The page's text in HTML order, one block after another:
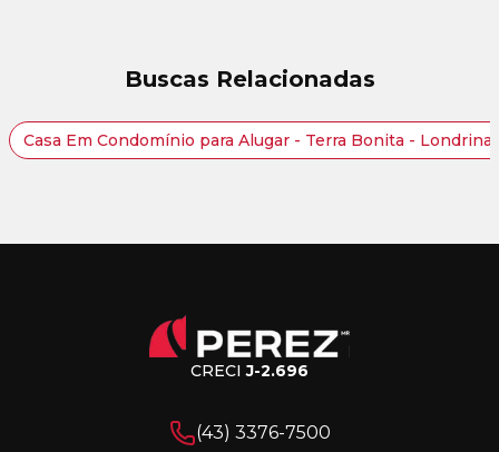
Buscas Relacionadas
Casa Em Condomínio para Alugar - Terra Bonita -
CRECIJ-2.696
(43) 3376-7500